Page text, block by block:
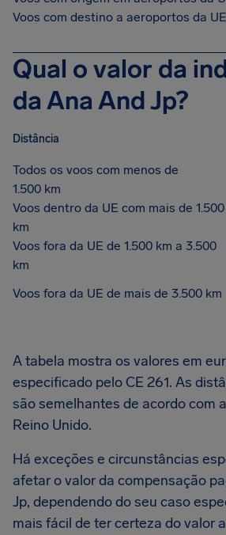
Voos com destino a aeroportos da UE
Qual o valor da
da Ana And Jp?
Distância
Todos os voos com menos de
1.500 km
Voos dentro da UE com mais de 1.500
km
Voos fora da UE de 1.500 km a 3.500
km
Voos fora da UE de mais de 3.500 km
A tabela mostra os valores em
especificado pelo CE 261. As
são semelhantes de acordo com
Reino Unido.
Há exceções e circunstâncias
afetar o valor da compensação
Jp, dependendo do seu caso
mais fácil de ter certeza do valor